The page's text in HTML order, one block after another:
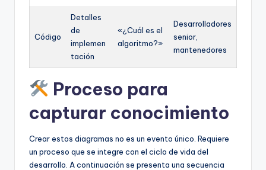
Código
Detalles
de
implemen
tación
«¿Cuál es el
algoritmo?»
Desarrolladores
senior,
mantenedores
Proceso para
capturar conocimiento
Crear estos diagramas no es un evento único. Requiere
un proceso que se integre con el ciclo de vida del
desarrollo. A continuación se presenta una secuencia